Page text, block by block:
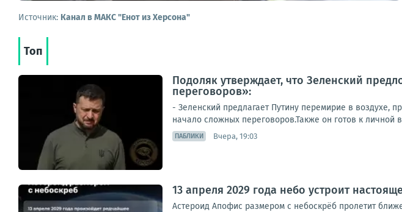
Источник: Канал в МАКС "Енот из Херсона"
Топ
Подоляк утверждает, что Зеленский
переговоров»:
- Зеленский предлагает Путину перемирие в воздухе,
начало сложных переговоров.Также он готов к
ПАБЛИКИ Вчера, 19:03
13 апреля 2029 года небо устроит
Астероид Апофис размером с небоскрёб пролетит